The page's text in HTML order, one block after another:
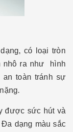
có loại tròn
nhô ra như hình
an toàn tránh sự
được sức hút và
dạng màu sắc